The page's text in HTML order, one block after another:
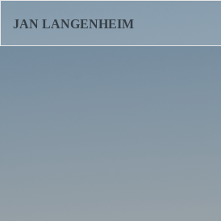
JAN LANGENHEIM